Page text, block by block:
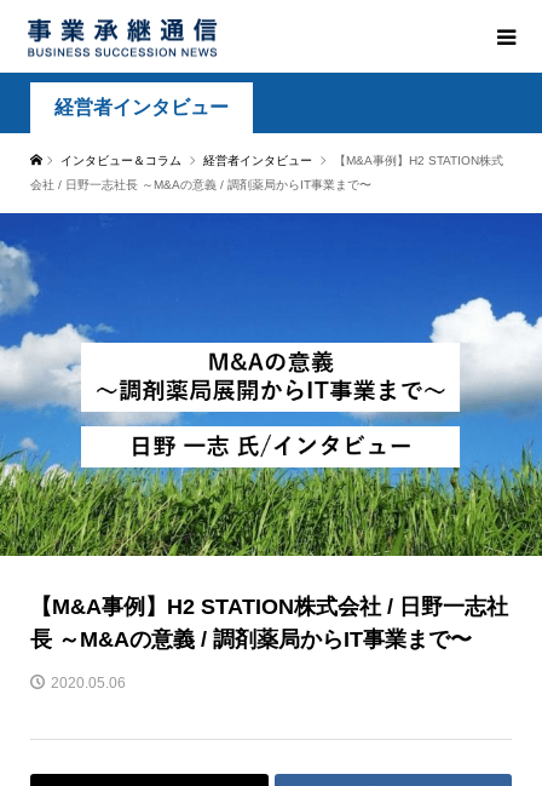
経営者インタビュー
インタビュー＆コラム 経営者インタビュー
【M&A事例】H2 STATION株式
会社 / 日野一志社長 ～M&Aの意義 / 調剤薬局からIT事業まで〜
【M&A事例】H2 STATION株式会社 / 日野一志社
長 ～M&Aの意義 / 調剤薬局からIT事業まで〜
2020.05.06